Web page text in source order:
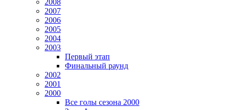
2008
2007
2006
2005
2004
2003
Первый этап
Финальный раунд
2002
2001
2000
Все голы сезона 2000